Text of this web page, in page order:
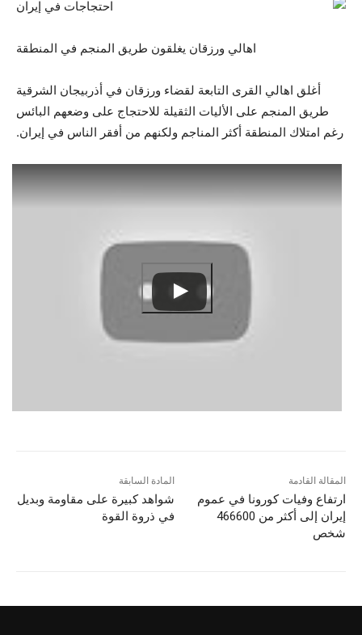
اهالي ورزقان يغلقون طريق المنجم في المنطقة
أغلق اهالي القرى التابعة لقضاء ورزقان في أذربيجان الشرقية
طريق المنجم على الأليات الثقيلة للاحتجاج على وضعهم البائس
رغم امتلاك المنطقة أكثر المناجم ولكنهم من أفقر الناس في إيران.
المادة السابقة
شواهد كبيرة علی مقاومة وبديل
في ذروة القوة
المقالة القادمة
ارتفاع وفیات کورونا في عموم
إيران إلى أكثر من 466600
شخص